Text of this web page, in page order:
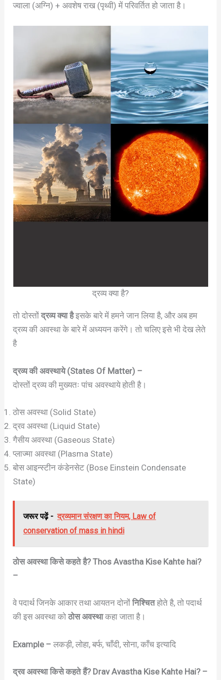
ज्वाला (अग्नि) + अवशेष राख (पृथ्वी) में परिवर्तित हो जाता है।
द्रव्य क्या है?
तो दोस्तोंद्रव्य क्या हैइसके बारे में हमने जान लिया है, और अब हम
द्रव्य की अवस्था के बारे में अध्ययन करेंगे। तो चलिए इसे भी देख लेते
है
द्रव्य की अवस्थाये (States Of Matter) –
दोस्तों द्रव्य की मुख्यतः पांच अवस्थाये होती है।
ठोस अवस्था (Solid State)
द्रव अवस्था (Liquid State)
गैसीय अवस्था (Gaseous State)
प्लाज्मा अवस्था (Plasma State)
बोस आइन्स्टीन कंडेनसेट (Bose Einstein Condensate
State)
जरूर पढ़ें - द्रव्यमान संरक्षण का नियम, Law of
conservation of mass in hindi
ठोस अवस्था किसे कहते है? Thos Avastha Kise Kahte hai?
–
वे पदार्थ जिनके आकार तथा आयतन दोनोंनिश्चितहोते है, तो पदार्थ
की इस अवस्था कोठोस अवस्थाकहा जाता है।
Example – लकड़ी, लोहा, बर्फ, चाँदी, सोना, काँच इत्यादि
द्रव अवस्था किसे कहते हैं? Drav Avastha Kise Kahte Hai? –